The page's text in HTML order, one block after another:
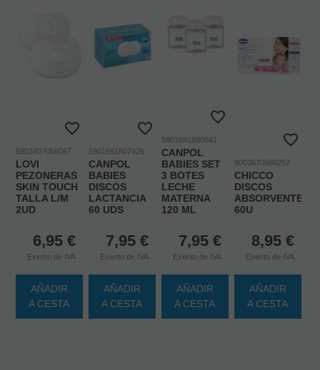
5903407056067
LOVI
PEZONERAS
SKIN TOUCH
TALLA L/M
2UD
6,95 €
Exento de IVA
AÑADIR
A CESTA
5901691807426
CANPOL
BABIES
DISCOS
LACTANCIA
60 UDS
7,95 €
Exento de IVA
AÑADIR
A CESTA
5901691880641
CANPOL
BABIES SET
3 BOTES
LECHE
MATERNA
120 ML
7,95 €
Exento de IVA
AÑADIR
A CESTA
8003670989257
CHICCO
DISCOS
ABSORVENTES
60U
8,95 €
Exento de IVA
AÑADIR
A CESTA